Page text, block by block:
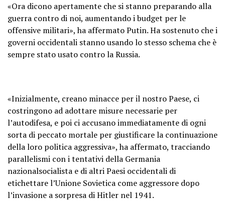
«Ora dicono apertamente che si stanno preparando alla
guerra contro di noi, aumentando i budget per le
offensive militari», ha affermato Putin. Ha sostenuto che i
governi occidentali stanno usando lo stesso schema che è
sempre stato usato contro la Russia.
«Inizialmente, creano minacce per il nostro Paese, ci
costringono ad adottare misure necessarie per
l’autodifesa, e poi ci accusano immediatamente di ogni
sorta di peccato mortale per giustificare la continuazione
della loro politica aggressiva», ha affermato, tracciando
parallelismi con i tentativi della Germania
nazionalsocialista e di altri Paesi occidentali di
etichettare l’Unione Sovietica come aggressore dopo
l’invasione a sorpresa di Hitler nel 1941.